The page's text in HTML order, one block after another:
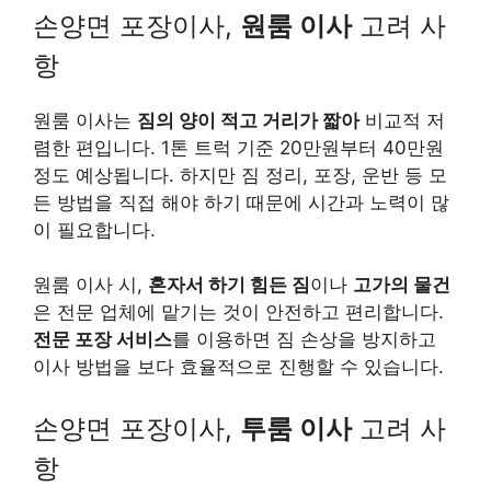
손양면 포장이사, 원룸 이사고려 사
항
원룸 이사는 짐의 양이 적고 거리가 짧아비교적 저
렴한 편입니다. 1톤 트럭 기준 20만원부터 40만원
정도 예상됩니다. 하지만 짐 정리, 포장, 운반 등 모
든 방법을 직접 해야 하기 때문에 시간과 노력이 많
이 필요합니다.
원룸 이사 시, 혼자서 하기 힘든 짐이나 고가의 물건
은 전문 업체에 맡기는 것이 안전하고 편리합니다.
전문 포장 서비스를 이용하면 짐 손상을 방지하고
이사 방법을 보다 효율적으로 진행할 수 있습니다.
손양면 포장이사, 투룸 이사고려 사
항